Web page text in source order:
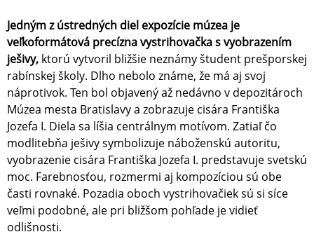
Jedným z ústredných diel expozície múzea je
veľkoformátová precízna vystrihovačka s vyobrazením
ješivy, ktorú vytvoril bližšie neznámy študent prešporskej
rabínskej školy. Dlho nebolo známe, že má aj svoj
náprotivok. Ten bol objavený až nedávno v depozitároch
Múzea mesta Bratislavy a zobrazuje cisára Františka
Jozefa I. Diela sa líšia centrálnym motívom. Zatiaľ čo
modlitebňa ješivy symbolizuje náboženskú autoritu,
vyobrazenie cisára Františka Jozefa I. predstavuje svetskú
moc. Farebnosťou, rozmermi aj kompozíciou sú obe
časti rovnaké. Pozadia oboch vystrihovačiek sú si síce
veľmi podobné, ale pri bližšom pohľade je vidieť
odlišnosti.